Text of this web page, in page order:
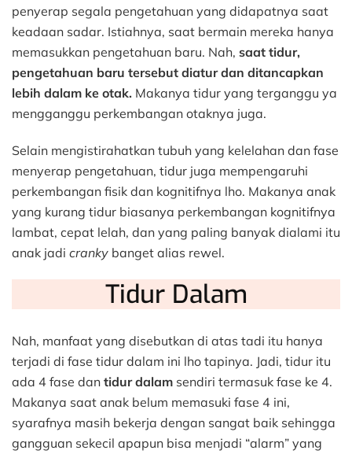
penyerap segala pengetahuan yang didapatnya saat
keadaan sadar. Istiahnya, saat bermain mereka hanya
memasukkan pengetahuan baru. Nah, saat tidur,
pengetahuan baru tersebut diatur dan ditancapkan
lebih dalam ke otak. Makanya tidur yang terganggu ya
mengganggu perkembangan otaknya juga.
Selain mengistirahatkan tubuh yang kelelahan dan fase
menyerap pengetahuan, tidur juga mempengaruhi
perkembangan fisik dan kognitifnya lho. Makanya anak
yang kurang tidur biasanya perkembangan kognitifnya
lambat, cepat lelah, dan yang paling banyak dialami itu
anak jadi cranky banget alias rewel.
Tidur Dalam
Nah, manfaat yang disebutkan di atas tadi itu hanya
terjadi di fase tidur dalam ini lho tapinya. Jadi, tidur itu
ada 4 fase dan tidur dalam sendiri termasuk fase ke 4.
Makanya saat anak belum memasuki fase 4 ini,
syarafnya masih bekerja dengan sangat baik sehingga
gangguan sekecil apapun bisa menjadi “alarm” yang